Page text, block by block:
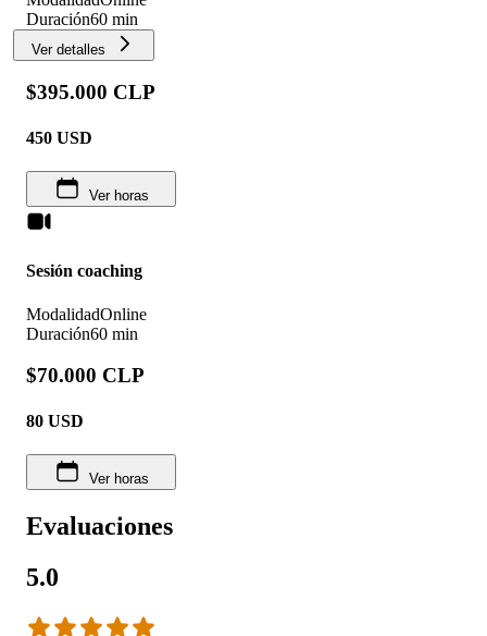
Duración60 min
Ver detalles
$395.000 CLP
450 USD
Ver horas
Sesión coaching
ModalidadOnline
Duración60 min
$70.000 CLP
80 USD
Ver horas
Evaluaciones
5.0